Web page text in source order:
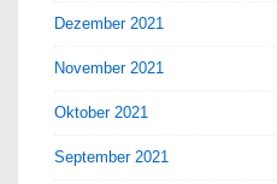
Dezember 2021
November 2021
Oktober 2021
September 2021